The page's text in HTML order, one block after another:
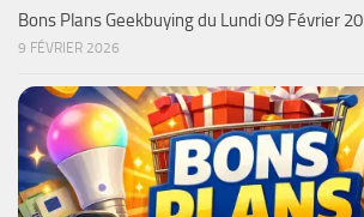
Bons Plans Geekbuying du Lundi 09 Février
9 FÉVRIER 2026